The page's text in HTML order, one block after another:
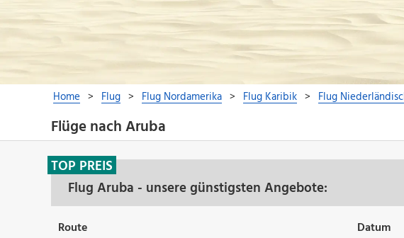
Flüge nach Aruba
Flug Aruba - unsere günstigsten Angebote:
TOP PREIS
Route Datum